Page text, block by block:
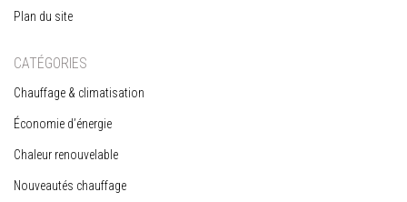
Plan du site
CATÉGORIES
Chauffage & climatisation
Économie d’énergie
Chaleur renouvelable
Nouveautés chauffage